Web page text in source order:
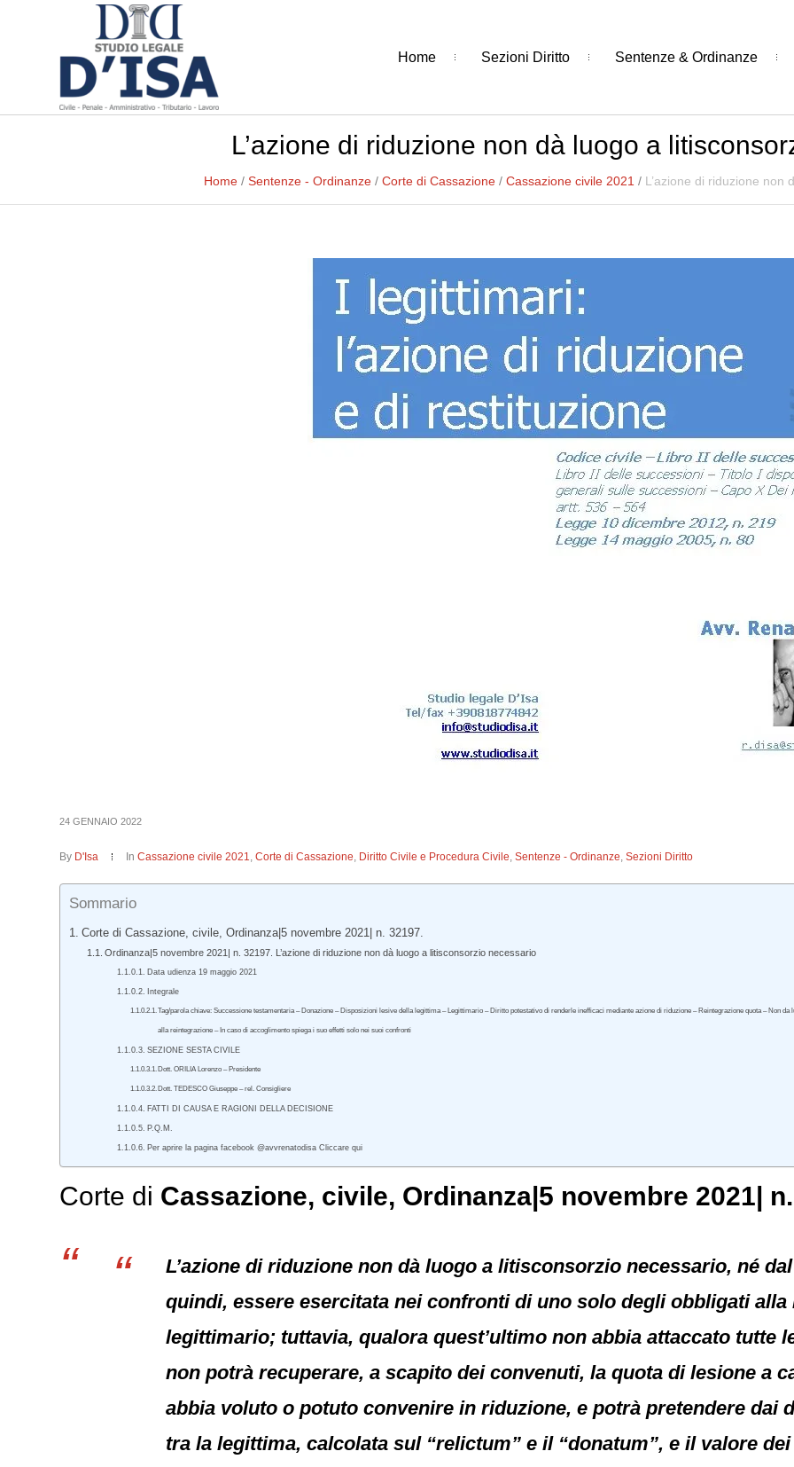
Home Sezioni Diritto Sentenze & Ordinanze
L’azione di riduzione non dà luogo a
Home / Sentenze - Ordinanze / Corte di Cassazione / Cassazione civile 2021 / L’azione di riduzione non
24 GENNAIO 2022
By D'Isa InCassazione civile 2021,Corte di Cassazione, Diritto Civile e Procedura Civile,Sentenze - Ordinanze,Sezioni Diritto
Sommario
Corte di Cassazione, civile, Ordinanza|5 novembre 2021| n. 32197.
Ordinanza|5 novembre 2021| n. 32197. L’azione di riduzione non dà luogo a litisconsorzio necessario
Data udienza 19 maggio 2021
Integrale
Tag/parola chiave: Successione testamentaria – Donazione – Disposizioni lesive della legittima – Legittimario – Diritto potestativo di renderle inefficaci mediante azione di riduzione – Reintegrazione quota – Non
alla reintegrazione – In caso di accoglimento spiega i suo effetti solo nei suoi confronti
SEZIONE SESTA CIVILE
Dott. ORILIA Lorenzo – Presidente
Dott. TEDESCO Giuseppe – rel. Consigliere
FATTI DI CAUSA E RAGIONI DELLA DECISIONE
P.Q.M.
Per aprire la pagina facebook @avvrenatodisa Cliccare qui
Corte di Cassazione, civile, Ordinanza|5 novembre 2021|
L’azione di riduzione non dà luogo a litisconsorzio necessario, né
quindi, essere esercitata nei confronti di uno solo degli obbligati
legittimario; tuttavia, qualora quest’ultimo non abbia attaccato tutte
non potrà recuperare, a scapito dei convenuti, la quota di lesione a
abbia voluto o potuto convenire in riduzione, e potrà pretendere dai
tra la legittima, calcolata sul “relictum” e il “donatum”, e il valore